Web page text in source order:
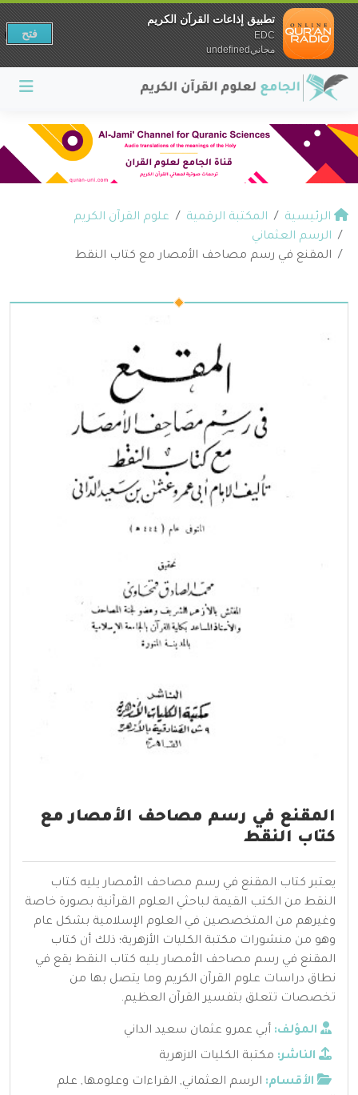
الرئيسية المكتبة الرقمية
علوم القرآن الكريم
الرسم العثماني
المقنع في رسم مصاحف الأمصار مع كتاب النقط
المقنع في رسم مصاحف الأمصار مع
كتاب النقط
يعتبر كتاب المقنع في رسم مصاحف الأمصار يليه كتاب
النقط من الكتب القيمة لباحثي العلوم القرآنية بصورة خاصة
وغيرهم من المتخصصين في العلوم الإسلامية بشكل عام
وهو من منشورات مكتبة الكليات الأزهرية؛ ذلك أن كتاب
المقنع في رسم مصاحف الأمصار يليه كتاب النقط يقع في
نطاق دراسات علوم القرآن الكريم وما يتصل بها من
تخصصات تتعلق بتفسير القرآن العظيم.
المؤلف: أبي عمرو عثمان سعيد الداني
الناشر: مكتبة الكليات الازهرية
الأقسام: الرسم العثماني, القراءات وعلومها, علم
تطبيق إذاعات القرآن الكريم
EDC
مجانيundefined
فتح